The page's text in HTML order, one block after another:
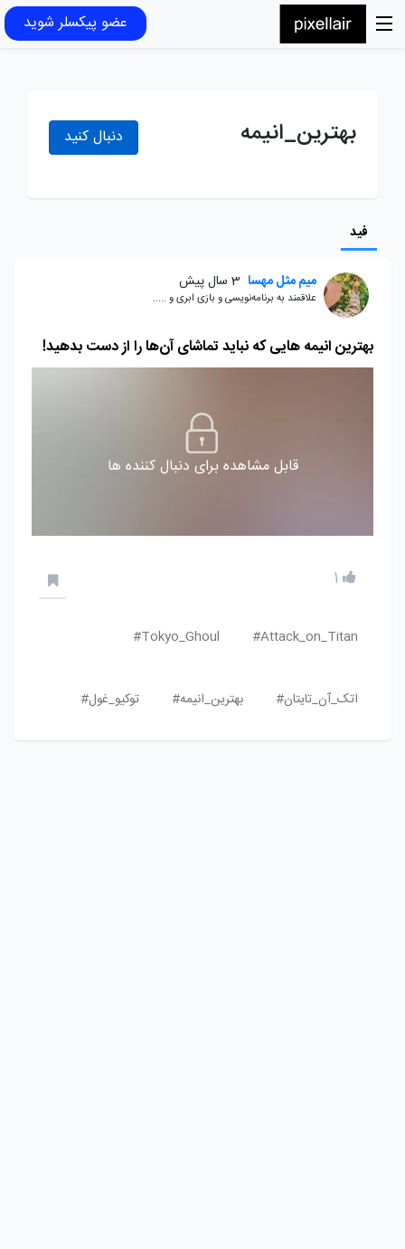
عضو پیکسلر شوید
بهترین_انیمه دنبال کنید
فید
میم مثل مهسا 3 سال پیش
علاقمند به برنامه‌نویسی و بازی ابری و .....
بهترین انیمه ‌هایی که نباید تماشای آن‌ها را از دست بدهید!
قابل مشاهده برای دنبال کننده ها
1
Attack_on_Titan#
Tokyo_Ghoul#
اتک_آن_تایتان# بهترین_انیمه# توکیو_غول#